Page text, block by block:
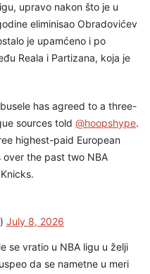
upravo nakon što je u
eliminisao Obradovićev
je upamćeno i po
Reala i Partizana, koja je
has agreed to a three-
sources told @hoopshype.
highest-paid European
the past two NBA
July 8, 2026
se vratio u NBA ligu u želji
da se nametne u meri